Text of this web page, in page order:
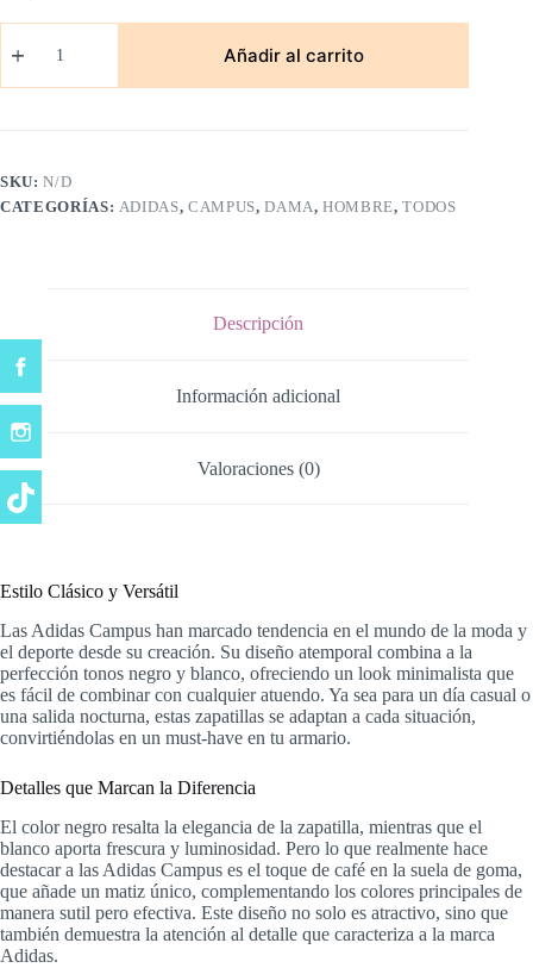
Campus
Suela
Añadir al carrito
SKU:N/D
CATEGORÍAS: ADIDAS,CAMPUS,DAMA,HOMBRE,TODOS
Descripción
Información adicional
Valoraciones (0)
Estilo Clásico y Versátil
Las Adidas Campus han marcado tendencia en el mundo de la moda y
el deporte desde su creación. Su diseño atemporal combina a la
perfección tonos negro y blanco, ofreciendo un look minimalista que
es fácil de combinar con cualquier atuendo. Ya sea para un día casual o
una salida nocturna, estas zapatillas se adaptan a cada situación,
convirtiéndolas en un must-have en tu armario.
Detalles que Marcan la Diferencia
El color negro resalta la elegancia de la zapatilla, mientras que el
blanco aporta frescura y luminosidad. Pero lo que realmente hace
destacar a las Adidas Campus es el toque de café en la suela de goma,
que añade un matiz único, complementando los colores principales de
manera sutil pero efectiva. Este diseño no solo es atractivo, sino que
también demuestra la atención al detalle que caracteriza a la marca
Adidas.